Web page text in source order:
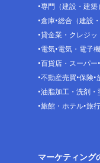
専門（建設・建築）
倉庫 総合（建設・
貸金業・クレジッ
電気 電気・電子
百貨店・スーパー
不動産売買 保険
油脂加工・洗剤・
旅館・ホテル 旅
マーケティング